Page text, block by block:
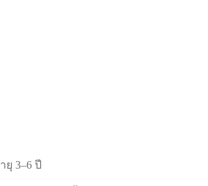
3–6 ปี